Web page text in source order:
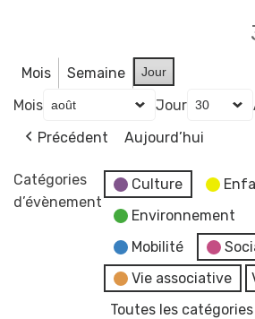
Mois Semaine Jour
Mois Jour
Précédent
Aujourd’hui
Catégories
d’évènement
Culture
Environnement
Mobilité
Vie associative
Toutes les catégories